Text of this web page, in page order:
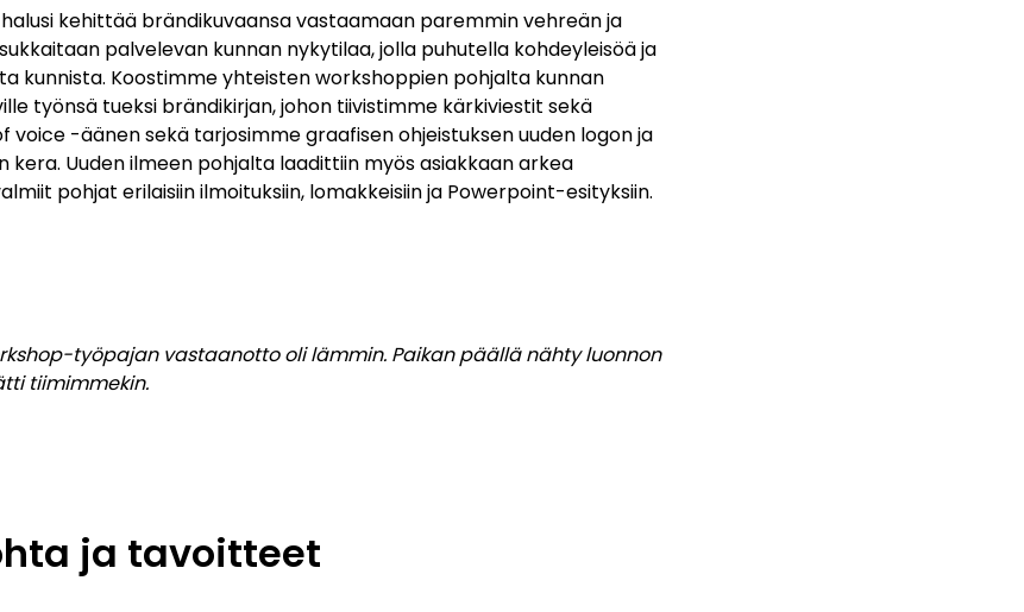
kehittää brändikuvaansa vastaamaan paremmin vehreän ja
palvelevan kunnan nykytilaa, jolla puhutella kohdeyleisöä ja
kunnista. Koostimme yhteisten workshoppien pohjalta kunnan
työnsä tueksi brändikirjan, johon tiivistimme kärkiviestit sekä
voice -äänen sekä tarjosimme graafisen ohjeistuksen uuden logon ja
kera. Uuden ilmeen pohjalta laadittiin myös asiakkaan arkea
pohjat erilaisiin ilmoituksiin, lomakkeisiin ja Powerpoint-esityksiin.
työpajan vastaanotto oli lämmin. Paikan päällä nähty luonnon
tiimimmekin.
ja tavoitteet